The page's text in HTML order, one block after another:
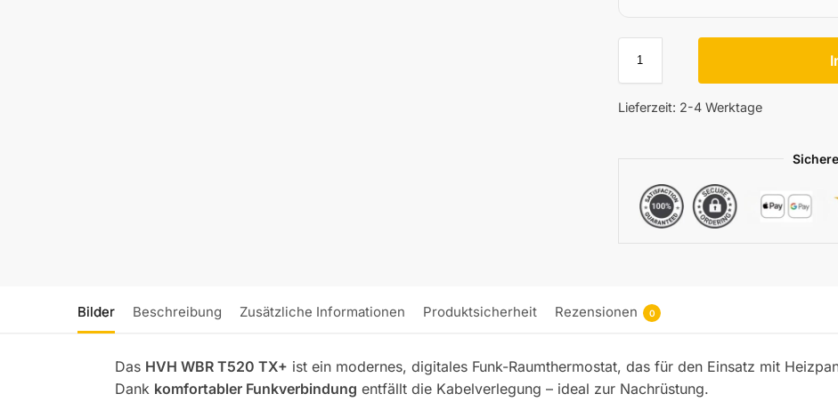
Lieferzeit: 2-4 Werktage
Bilder Beschreibung Zusätzliche Informationen Produktsicherheit Rezensionen 0
Das HVH WBR T520 TX+ ist ein modernes, digitales Funk-Raumthermostat, das für den Einsatz mit
Dank komfortabler Funkverbindung entfällt die Kabelverlegung – ideal zur Nachrüstung.